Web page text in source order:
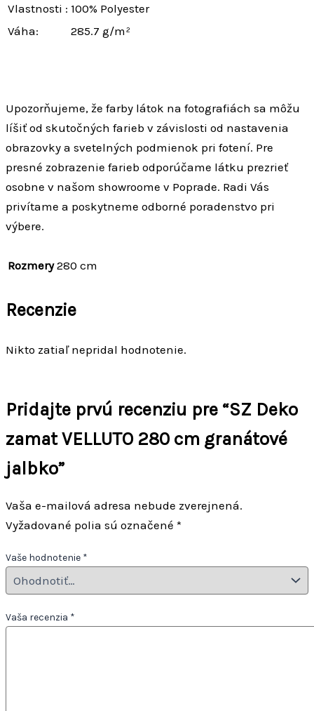
Vlastnosti : 100% Polyester
Váha:
285.7 g/m²
Upozorňujeme, že farby látok na fotografiách sa môžu
líšiť od skutočných farieb v závislosti od nastavenia
obrazovky a svetelných podmienok pri fotení. Pre
presné zobrazenie farieb odporúčame látku prezrieť
osobne v našom showroome v Poprade. Radi Vás
privítame a poskytneme odborné poradenstvo pri
výbere.
Rozmery 280 cm
Recenzie
Nikto zatiaľ nepridal hodnotenie.
Pridajte prvú recenziu pre “SZ Deko
zamat VELLUTO 280 cm granátové
jalbko”
Vaša e-mailová adresa nebude zverejnená.
Vyžadované polia sú označené *
Vaše hodnotenie *
Vaša recenzia *